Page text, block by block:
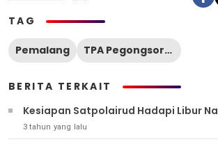
TAG
Pemalang TPA Pegongsoran
BERITA TERKAIT
Kesiapan Satpolairud Hadapi Libur
3 tahun yang lalu